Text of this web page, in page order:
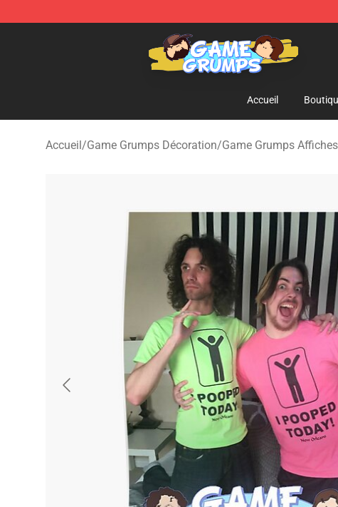
Game Grumps Shop - Official Game Grumps Merchandise
Accueil
Accueil/Game Grumps Décoration/Game Grumps Affiches